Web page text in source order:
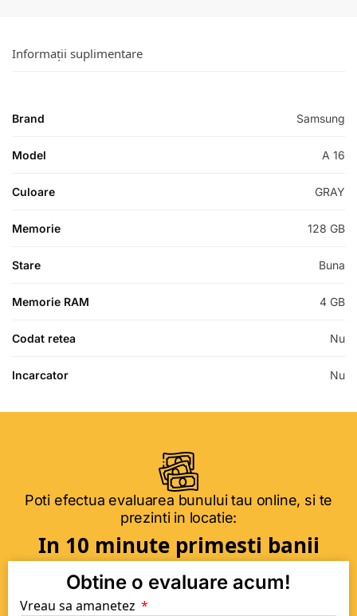
Informații suplimentare
Brand Samsung
Model A 16
Culoare GRAY
Memorie 128 GB
Stare Buna
Memorie RAM 4 GB
Codat retea Nu
Incarcator Nu
Poti efectua evaluarea bunului tau online, si te
prezinti in locatie:
In 10 minute primesti banii
Obtine o evaluare acum!
Vreau sa amanetez